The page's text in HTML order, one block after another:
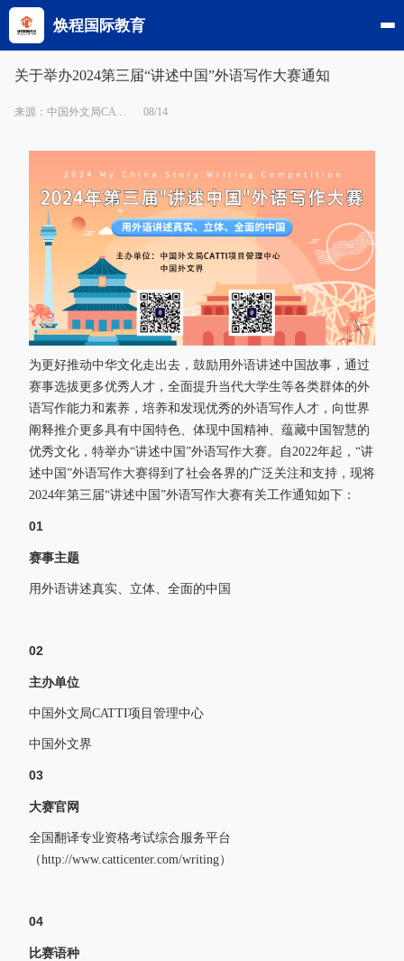
焕程国际教育
关于举办2024第三届“讲述中国”外语写作大赛通知
来源：中国外文局CATTI项目管理中心 08/14
为更好推动中华文化走出去，鼓励用外语讲述中国故事，通过
赛事选拔更多优秀人才，全面提升当代大学生等各类群体的外
语写作能力和素养，培养和发现优秀的外语写作人才，向世界
阐释推介更多具有中国特色、体现中国精神、蕴藏中国智慧的
优秀文化，特举办“讲述中国”外语写作大赛。自2022年起，“讲
述中国”外语写作大赛得到了社会各界的广泛关注和支持，现将
2024年第三届“讲述中国”外语写作大赛有关工作通知如下：
01
赛事主题
用外语讲述真实、立体、全面的中国
02
主办单位
中国外文局CATTI项目管理中心
中国外文界
03
大赛官网
全国翻译专业资格考试综合服务平台
（http://www.catticenter.com/writing）
04
比赛语种